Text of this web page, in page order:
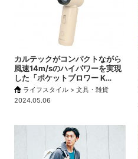
カルテックがコンパクトながら
風速14m/sのハイパワーを実現
した「ポケットブロワー K…
ライフスタイル > 文具・雑貨
2024.05.06